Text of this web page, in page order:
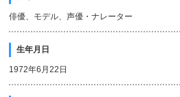
俳優、モデル、声優・ナレーター
生年月日
1972年6月22日